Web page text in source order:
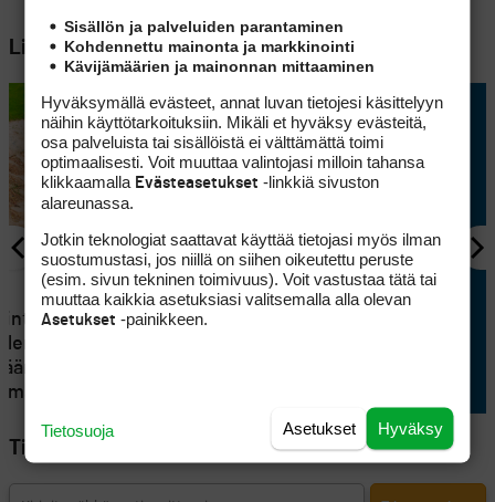
Lisää aiheesta
NÄKÖKULMA 1
Masters kiinnostaa
vai
Tilaa Golfpisteen uutiskirje
Sisällön ja palveluiden parantaminen
Kohdennettu mainonta ja markkinointi
Kävijämäärien ja mainonnan mittaaminen
Hyväksymällä evästeet, annat luvan tietojesi käsittelyyn
näihin käyttötarkoituksiin. Mikäli et hyväksy evästeitä,
osa palveluista tai sisällöistä ei välttämättä toimi
optimaalisesti. Voit muuttaa valintojasi milloin tahansa
klikkaamalla Evästeasetukset -linkkiä sivuston
alareunassa.
Jotkin teknologiat saattavat käyttää tietojasi myös ilman
suostumustasi, jos niillä on siihen oikeutettu peruste
(esim. sivun tekninen toimivuus). Voit vastustaa tätä tai
muuttaa kaikkia asetuksiasi valitsemalla alla olevan
Asetukset -painikkeen.
Hyväksy
Asetukset
Tietosuoja